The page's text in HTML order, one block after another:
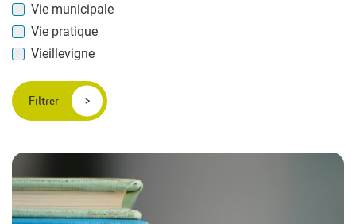
Vie municipale
Vie pratique
Vieillevigne
Filtrer